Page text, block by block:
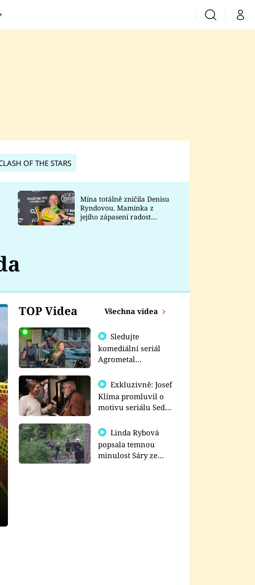
VyhledáváníMůj
Prima Lajk
Sledujte nás
OF THE STARS
Mína totálně zničila Denisu
Ryndovou. Maminka z
jejího zápasení radost
TOP Videa Všechna videa
Sledujte
komediální seriál
Agrometal
prima+
Exkluzivně: Josef
Klíma promluvil o
motivu seriálu Sedm
Linda Rybová
popsala temnou
minulost Sáry ze